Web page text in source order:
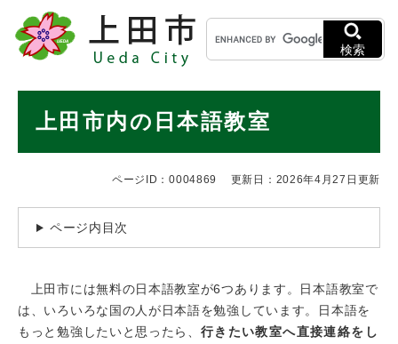
メニューを飛ばして本文へ
キ
ー
ワ
検
検索
上田市内の日本語教室
ページID：0004869 更新日：2026年4月27日更新
ページ内目次
上田市には無料の日本語教室が6つあります。日本語教室で
は、いろいろな国の人が日本語を勉強しています。日本語を
もっと勉強したいと思ったら、 行きたい教室へ直接連絡をし